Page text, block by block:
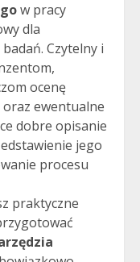
w pracy
dla
Czytelny i
ocenę
ewentualne
dobre opisanie
jego
procesu
praktyczne